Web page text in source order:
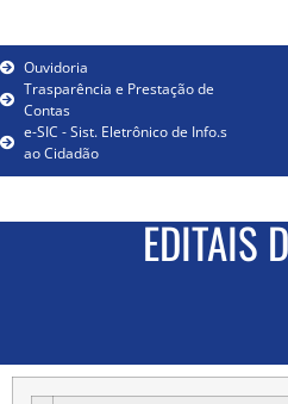
Ouvidoria
Trasparência e Prestação de
Contas
e-SIC - Sist. Eletrônico de Info.s
ao Cidadão
EDITAIS